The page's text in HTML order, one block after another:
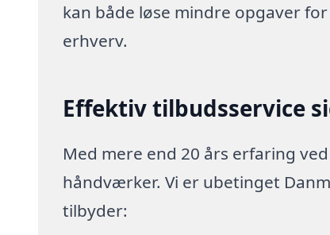
kan både løse mindre opgaver
erhverv.
Effektiv tilbudsservice
Med mere end 20 års erfaring
håndværker. Vi er ubetinget
tilbyder: